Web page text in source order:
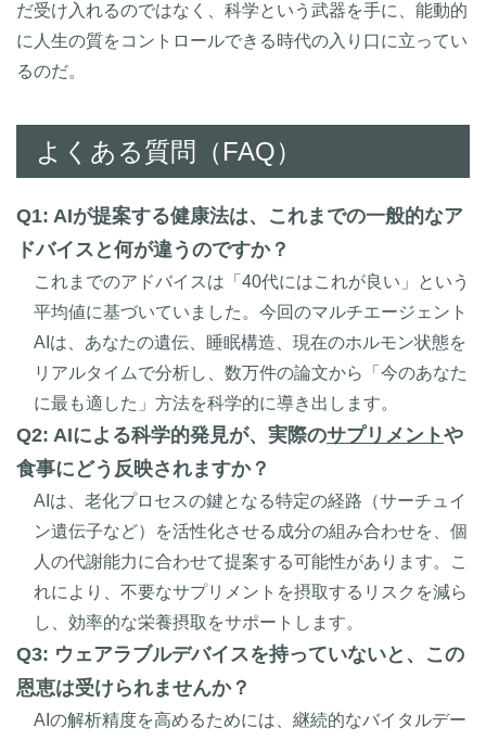
だ受け入れるのではなく、科学という武器を手に、能動的
に人生の質をコントロールできる時代の入り口に立ってい
るのだ。
よくある質問（FAQ）
Q1: AIが提案する健康法は、これまでの一般的なア
ドバイスと何が違うのですか？
これまでのアドバイスは「40代にはこれが良い」という
平均値に基づいていました。今回のマルチエージェント
AIは、あなたの遺伝、睡眠構造、現在のホルモン状態を
リアルタイムで分析し、数万件の論文から「今のあなた
に最も適した」方法を科学的に導き出します。
Q2: AIによる科学的発見が、実際のサプリメントや
食事にどう反映されますか？
AIは、老化プロセスの鍵となる特定の経路（サーチュイ
ン遺伝子など）を活性化させる成分の組み合わせを、個
人の代謝能力に合わせて提案する可能性があります。こ
れにより、不要なサプリメントを摂取するリスクを減ら
し、効率的な栄養摂取をサポートします。
Q3: ウェアラブルデバイスを持っていないと、この
恩恵は受けられませんか？
AIの解析精度を高めるためには、継続的なバイタルデー